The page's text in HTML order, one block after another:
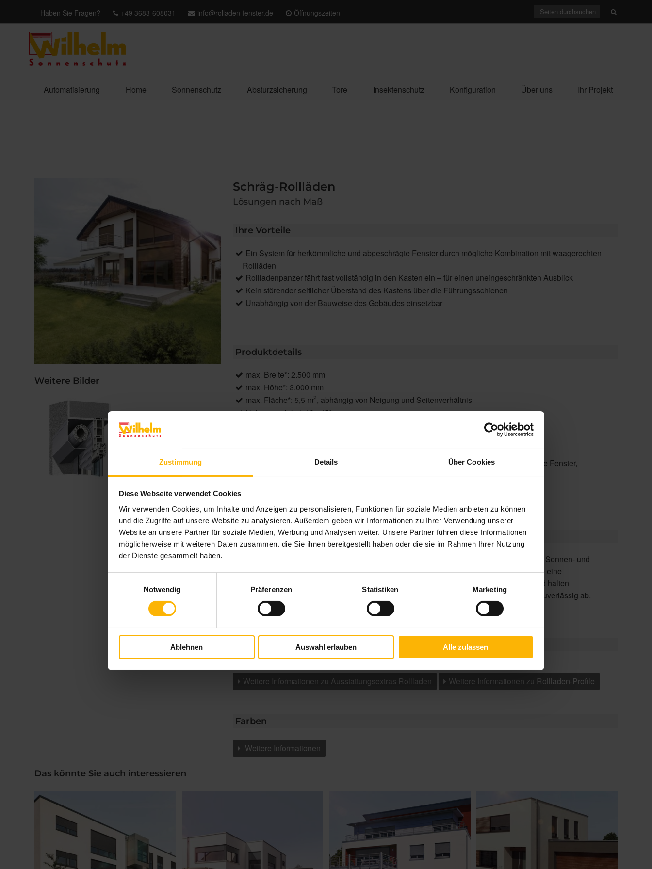
Zustimmung Details Über Cookies
Diese Webseite verwendet Cookies
Wir verwenden Cookies, um Inhalte und Anzeigen zu personalisieren, Funktionen für soziale Medien anbieten zu können
und die Zugriffe auf unsere Website zu analysieren. Außerdem geben wir Informationen zu Ihrer Verwendung unserer
Website an unsere Partner für soziale Medien, Werbung und Analysen weiter. Unsere Partner führen diese Informationen
möglicherweise mit weiteren Daten zusammen, die Sie ihnen bereitgestellt haben oder die sie im Rahmen Ihrer Nutzung
der Dienste gesammelt haben.
Notwendig
Präferenzen Statistiken Marketing
Ablehnen Auswahl erlauben Alle zulassen
Haben Sie Fragen? +49 3683-608031 info@rolladen-fenster.de Öffnungszeiten
Automatisierung Home Sonnenschutz Absturzsicherung Tore Insektenschutz Konfiguration Über uns Ihr Projekt
Schräg-Rollläden
Lösungen nach Maß
Ihre Vorteile
Ein System für herkömmliche und abgeschrägte Fenster durch mögliche Kombination mit waagerechten
Rollläden
Rollladenpanzer fährt fast vollständig in den Kasten ein – für einen uneingeschränkten Ausblick
Kein störender seitlicher Überstand des Kastens über die Führungsschienen
Unabhängig von der Bauweise des Gebäudes einsetzbar
Produktdetails
max. Breite*: 2.500 mm
max. Höhe*: 3.000 mm
max. Fläche*: 5,5 m2, abhängig von Neigung und Seitenverhältnis
Neigungswinkel: 10 - 45°
Kastenformen: Eckig, Rund, Quadratisch
Anwendungsbereiche: Neubau, Sanierung, bei Austausch der Fenster, für abgeschrägte Fenster,
insbesondere im Giebelbereich, in/auf der Laibung
(*Typen- und ausstattungsabhängig)
Produktbeschreibung
Rollläden sind Sonnenschutz-Varianten, die über
auch bei ausgefallener Architektur einbinden – und
erfüllen so besondere Ansprüche. Überall da, wo an
Sichtschutz gefragt ist, bieten sie eine
Sonneneinstrahlung und Hitze zuverlässig ab.
Brillante Extras
Weitere Informationen zu Ausstattungsextras Rollladen Weitere Informationen zu Rollladen-Profile
Farben
Weitere Informationen
Weitere Bilder
Das könnte Sie auch interessieren